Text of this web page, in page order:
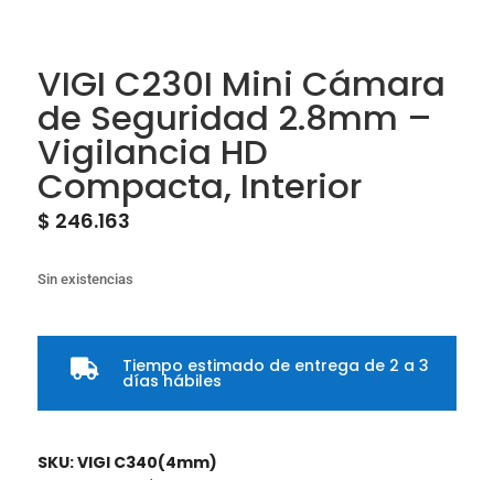
VIGI C230I Mini Cámara
de Seguridad 2.8mm –
Vigilancia HD
Compacta, Interior
$ 246.163
Sin existencias
 Tiempo estimado de entrega de 2 a 3
días hábiles
SKU:VIGI C340(4mm)